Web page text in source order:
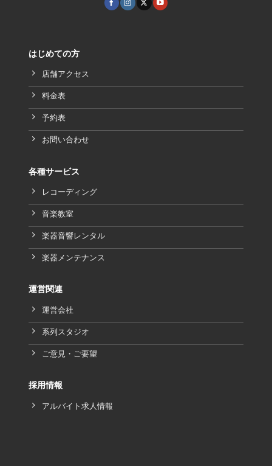
はじめての方
店舗アクセス
料金表
予約表
お問い合わせ
各種サービス
レコーディング
音楽教室
楽器音響レンタル
楽器メンテナンス
運営関連
運営会社
系列スタジオ
ご意見・ご要望
採用情報
アルバイト求人情報